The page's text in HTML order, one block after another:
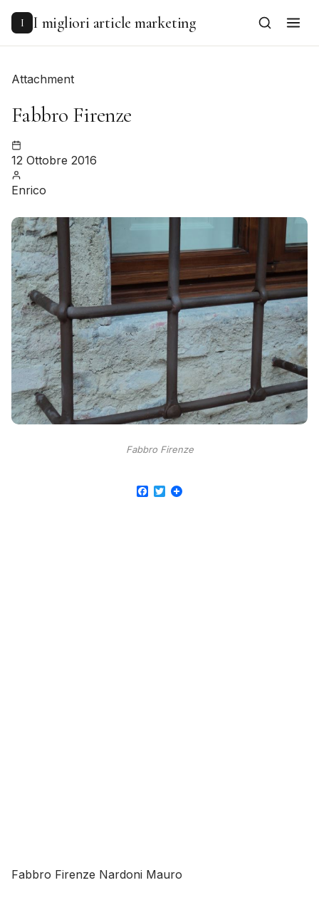
content
I I migliori article marketing
Attachment
Fabbro Firenze
12 Ottobre 2016
Enrico
Fabbro Firenze
Facebook
Twitter
Fabbro Firenze Nardoni Mauro